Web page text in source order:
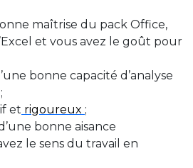
maîtrise du pack Office,
et vous avez le goût pour
bonne capacité d’analyse
et rigoureux ;
bonne aisance
le sens du travail en